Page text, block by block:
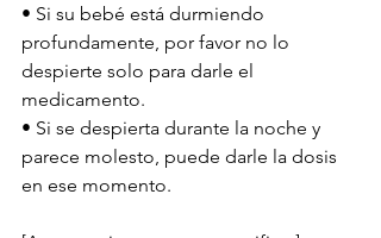
• Si su bebé está durmiendo
profundamente, por favor no lo
despierte solo para darle el
medicamento.
• Si se despierta durante la noche y
parece molesto, puede darle la dosis
en ese momento.